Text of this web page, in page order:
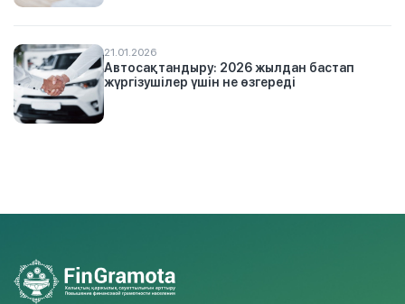
21.01.2026
Автосақтандыру: 2026 жылдан бастап
жүргізушілер үшін не өзгереді